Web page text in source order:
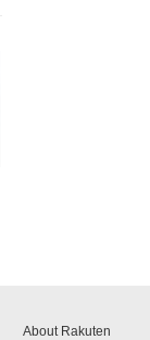
About Rakuten